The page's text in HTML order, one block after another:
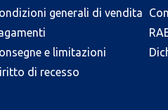
generali di vendita
e limitazioni
di recesso